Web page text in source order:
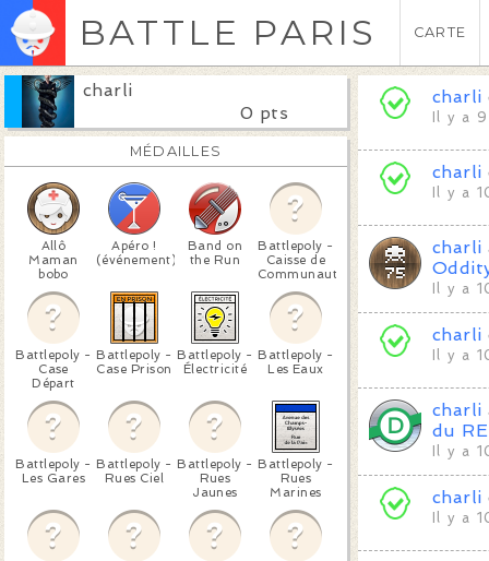
BATTLE PARIS CARTE
charli
0 pts
MÉDAILLES
Allô
Maman
bobo
Apéro !
(événement)
Band on
the Run
Battlepoly -
Caisse de
Communauté
Battlepoly -
Case
Départ
Battlepoly -
Case Prison
Battlepoly -
Électricité
Battlepoly -
Les Eaux
Battlepoly -
Les Gares
Battlepoly -
Rues Ciel
Battlepoly -
Rues
Jaunes
Battlepoly -
Rues
Marines
charli
Il y a
charli
Il y a
charli
Il y a
charli
Il y a
charli
du
Il y a
charli
Il y a